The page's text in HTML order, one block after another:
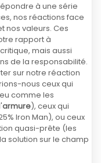
à une série
nos réactions face
nos valeurs. Ces
rapport à
mais aussi
de la responsabilité.
sur notre réaction
nous ceux qui
comme les
armure), ceux qui
Iron Man), ou ceux
quasi-prête (les
solution sur le champ